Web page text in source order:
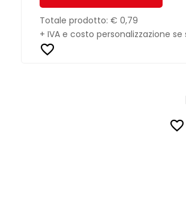
Totale prodotto: € 0,79
+ IVA e costo personalizzazione se